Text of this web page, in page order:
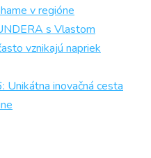
v regióne
s Vlastom
vznikajú napriek
Unikátna inovačná cesta